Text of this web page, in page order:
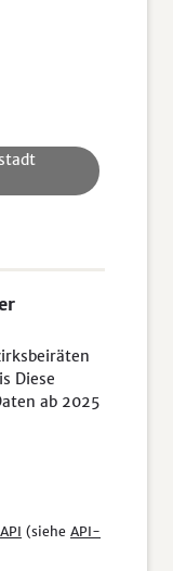
Diese
ab 2025
API (siehe API-